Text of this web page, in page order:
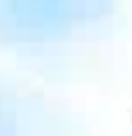
다. 바울 사도는 디모데후
적인 위협 을 경고하고, 이
히 서는 유일한 방법 을
바울은 종말의 때에 외부
묘하고 심각한 내부의 위
다. A. 자기를 사랑함으로
후 3:1-5) 바울은 " 말세